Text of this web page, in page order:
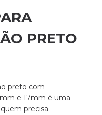
PRETO
preto com
e 17mm é uma
precisa